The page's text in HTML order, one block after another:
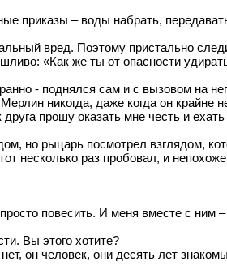
– воды набрать,
вред. Поэтому пристально
«Как же ты от опасности
- поднялся сам и с вызовом на
никогда, даже когда он крайне
прошу оказать мне честь и
но рыцарь посмотрел взглядом,
несколько раз пробовал, и
повесить. И меня вместе с ним
Вы этого хотите?
он человек, они десять лет